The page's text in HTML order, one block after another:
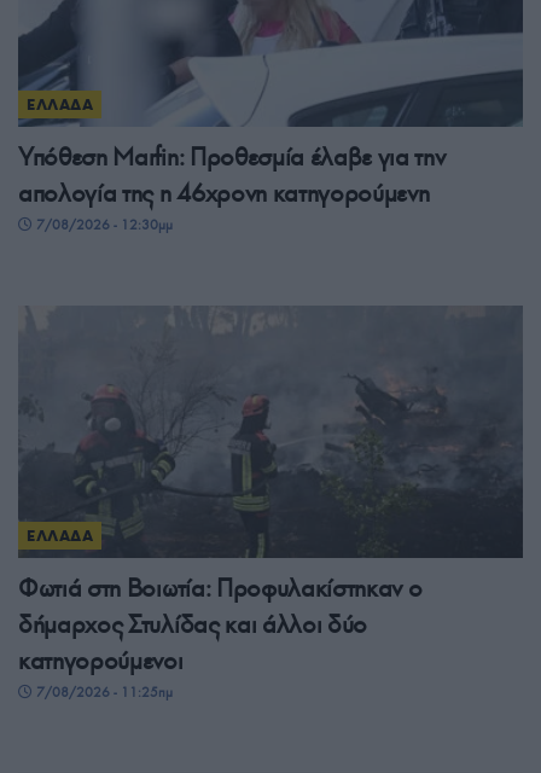
ΕΛΛΑΔΑ
Υπόθεση Marfin: Προθεσμία έλαβε για την
απολογία της η 46χρονη κατηγορούμενη
7/08/2026 - 12:30μμ
ΕΛΛΑΔΑ
Φωτιά στη Βοιωτία: Προφυλακίστηκαν ο
δήμαρχος Στυλίδας και άλλοι δύο
κατηγορούμενοι
7/08/2026 - 11:25πμ